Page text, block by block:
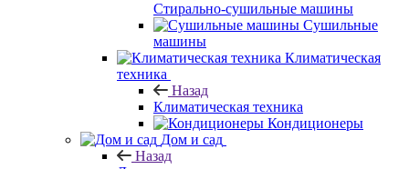
Стирально-сушильные машины
Сушильные
машины
Климатическая
техника
Назад
Климатическая техника
Кондиционеры
Дом и сад
Назад